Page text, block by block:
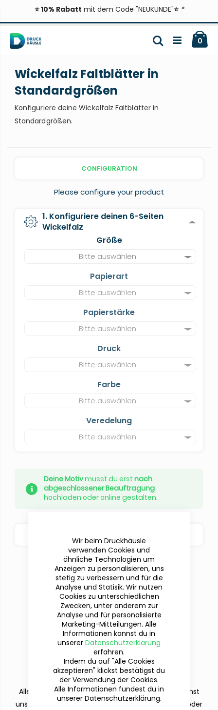
⭐ 10% Rabatt mit dem Code "NEUKUNDE"⭐ *
Inhalt
springen
0
Suche
Wickelfalz Faltblätter in
Standardgrößen
Konfiguriere deine Wickelfalz Faltblätter in
Standardgrößen.
CONFIGURATION
Please configure your product
1. Konfiguriere deinen 6-Seiten
Wickelfalz
Größe
Bitte auswählen
Papierart
Bitte auswählen
Papierstärke
Bitte auswählen
Druck
Bitte auswählen
Farbe
Bitte auswählen
Veredelung
Bitte auswählen
Deine Motivmusst du erst nach
abgeschlossener Beauftragung
hochladen oder online gestalten.
Du hast Fragen?
Wir sind für dich da!
Alle deine Fragen beantworten wir dir gern. Du kannst
uns per Telefon (Mo-Fr. 9-12 und 13-15 Uhr), E-Mail oder
Wir beim Druckhäusle
verwenden Cookies und
ähnliche Technologien um
Anzeigen zu personalisieren, uns
stetig zu verbessern und für die
Analyse und Statisik. Wir nutzen
Cookies zu unterschiedlichen
Zwecken, unter anderem zur
Analyse und für personalisierte
Marketing-Mitteilungen. Alle
Informationen kannst du in
unserer Datenschutzerklärung
erfahren.
Indem du auf "Alle Cookies
akzeptieren" klickst bestätigst du
der Verwendung der Cookies.
Alle Informationen fundest du in
unserer Datenschutzerklärung.